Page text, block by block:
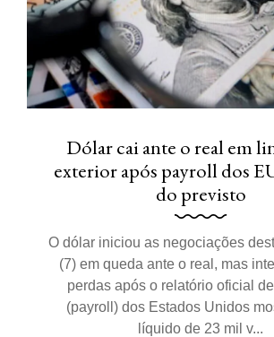
Dólar cai ante o real em
exterior após payroll dos
do previsto
O dólar iniciou as negociações
(7) em queda ante o real, mas
perdas após o relatório oficial
(payroll) dos Estados Unidos
líquido de 23 mil v...